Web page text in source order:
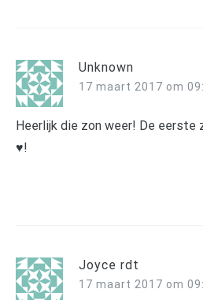
Unknown
17 maart 2017 om
Heerlijk die zon weer! De eerste
♥!
Joyce rdt
17 maart 2017 om